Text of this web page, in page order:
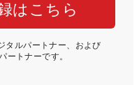
はこちら
タルパートナー、および
ートナーです。